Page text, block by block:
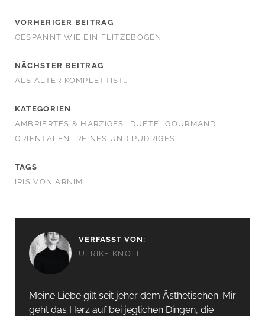
VORHERIGER BEITRAG
GESPANNT WIE EIN FLITZEBOGEN
NÄCHSTER BEITRAG
ALS ALTER KOMPLETTIST…
KATEGORIEN
AMBRIERTES & HARZIGES
DÜFTE
GOURMAND
ORIENTALEN
REINES UND PUDRIGES
TAGS
IRIS VON ARNIM
VERFASST VON:
ULRIKE KNÖLL
Meine Liebe gilt seit jeher dem Ästhetischen: Mir
geht das Herz auf bei jeglichen Dingen, die